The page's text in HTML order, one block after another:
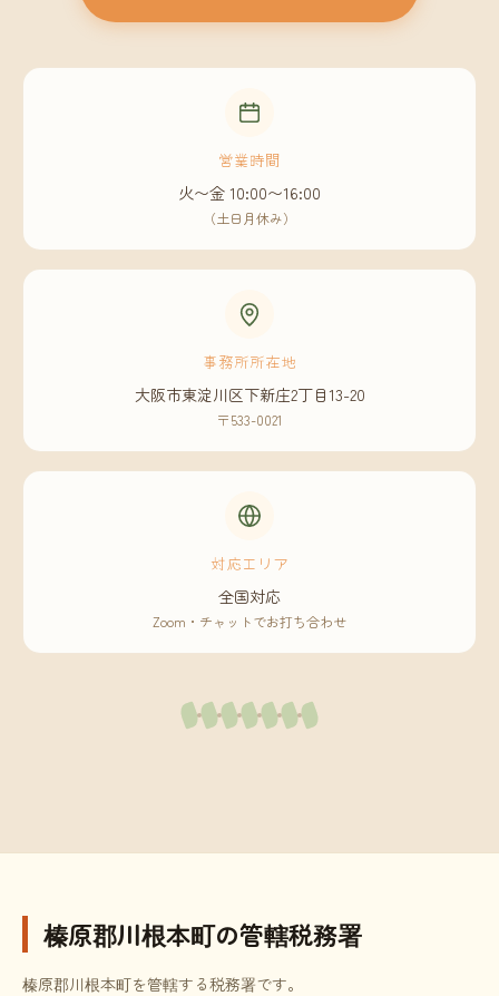
営業時間
火〜金 10:00〜16:00
（土日月休み）
事務所所在地
大阪市東淀川区下新庄2丁目13-20
〒533-0021
対応エリア
全国対応
Zoom・チャットでお打ち合わせ
榛原郡川根本町の管轄税務署
榛原郡川根本町を管轄する税務署です。